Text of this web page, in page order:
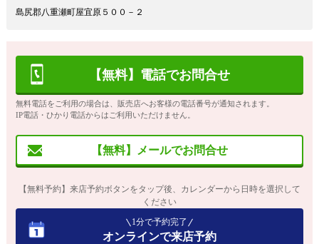
島尻郡八重瀬町屋宜原５００－２
【無料】電話でお問合せ
無料電話をご利用の場合は、販売店へお客様の電話番号が通知されます。
IP電話・ひかり電話からはご利用いただけません。
【無料】メールでお問合せ
【無料予約】来店予約ボタンをタップ後、カレンダーから日時を選択して
ください
1分で予約完了
オンラインで来店予約